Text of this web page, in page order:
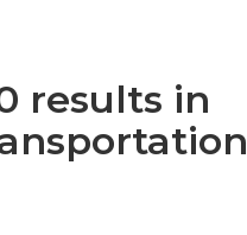
results in